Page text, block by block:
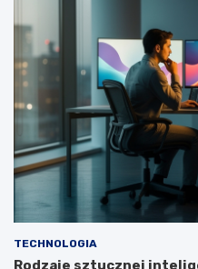
TECHNOLOGIA
Rodzaje sztucznej